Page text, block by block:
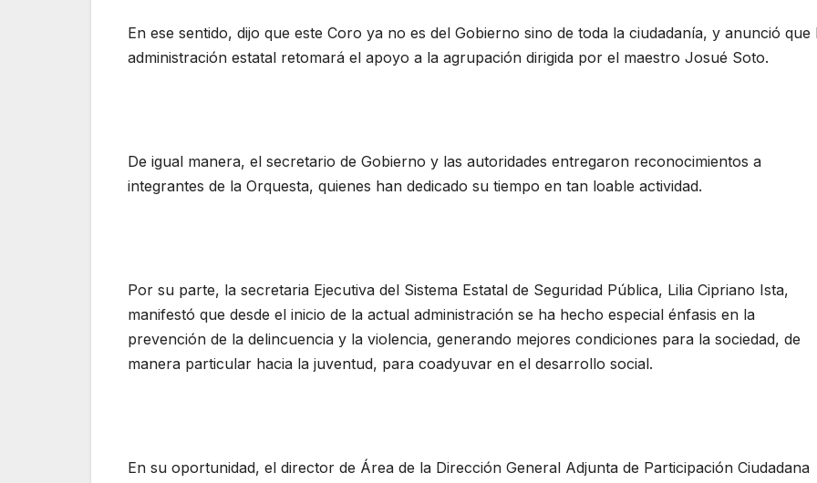
En ese sentido, dijo que este Coro ya no es del Gobierno sino de toda la ciudadanía, y anunció que
administración estatal retomará el apoyo a la agrupación dirigida por el maestro Josué Soto.
De igual manera, el secretario de Gobierno y las autoridades entregaron reconocimientos a
integrantes de la Orquesta, quienes han dedicado su tiempo en tan loable actividad.
Por su parte, la secretaria Ejecutiva del Sistema Estatal de Seguridad Pública, Lilia Cipriano Ista,
manifestó que desde el inicio de la actual administración se ha hecho especial énfasis en la
prevención de la delincuencia y la violencia, generando mejores condiciones para la sociedad, de
manera particular hacia la juventud, para coadyuvar en el desarrollo social.
En su oportunidad, el director de Área de la Dirección General Adjunta de Participación Ciudadana